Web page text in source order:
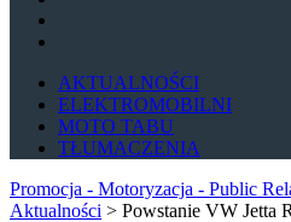
AKTUALNOŚCI
ELEKTROMOBILNI
MOTO TABU
TŁUMACZENIA
Promocja - Motoryzacja - Public
Aktualności > Powstanie VW Jetta